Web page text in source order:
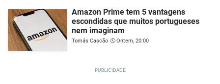
Amazon Prime tem 5 vantagens
escondidas que muitos portugueses
nem imaginam
Tomás Cascão Ontem, 20:00